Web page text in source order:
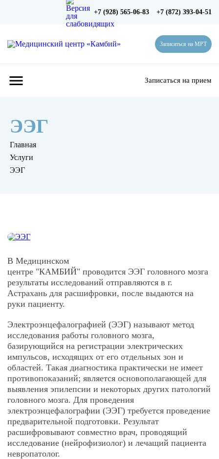
+7 (928) 565-06-83 +7 (872) 393-04-51
Записаться на МРТ
menu Записаться на прием
ЭЭГ
Главная
Услуги
ЭЭГ
В Медицинском
центре "КАМБИЙ" проводится ЭЭГ головного мозга
результаты исследований отправляются в г.
Астрахань для расшифровки, после выдаются на
руки пациенту.
Электроэнцефалографией (ЭЭГ) называют метод
исследования работы головного мозга,
базирующийся на регистрации электрических
импульсов, исходящих от его отдельных зон и
областей. Такая диагностика практически не имеет
противопоказаний; является основополагающей для
выявления эпилепсии и некоторых других патологий
головного мозга. Для проведения
электроэнцефалографии (ЭЭГ) требуется проведение
предварительной подготовки. Результат
расшифровывают совместно врач, проводящий
исследование (нейрофизиолог) и лечащий пациента
невропатолог.